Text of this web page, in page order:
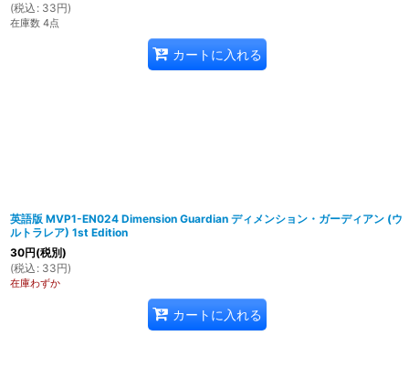
(税込 : 33円)
在庫数 4点
カートに入れる
英語版 MVP1-EN024 Dimension Guardian ディメンション・ガーディアン (ウ
ルトラレア) 1st Edition
30円(税別)
(税込 : 33円)
在庫わずか
カートに入れる